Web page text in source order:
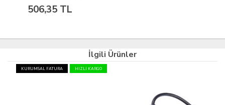
506,35 TL
İlgili Ürünler
KURUMSAL FATURA HIZLI KARGO